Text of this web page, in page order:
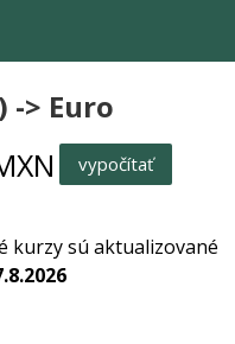
-> Euro
vypočítať
kurzy sú aktualizované